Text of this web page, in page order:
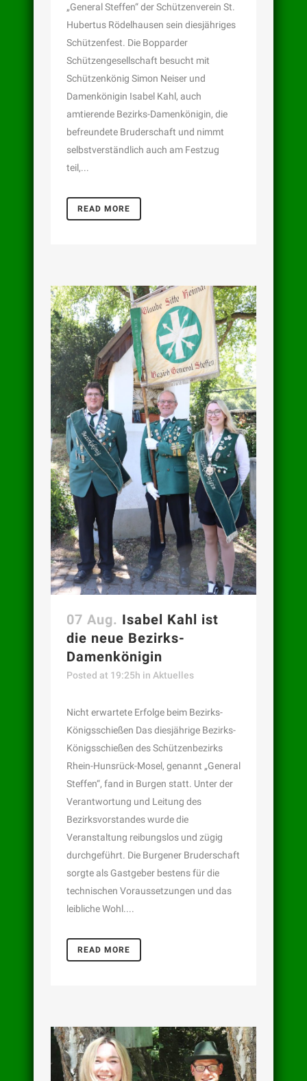
„General Steffen“ der Schützenverein St.
Hubertus Rödelhausen sein diesjähriges
Schützenfest. Die Bopparder
Schützengesellschaft besucht mit
Schützenkönig Simon Neiser und
Damenkönigin Isabel Kahl, auch
amtierende Bezirks-Damenkönigin, die
befreundete Bruderschaft und nimmt
selbstverständlich auch am Festzug
teil,...
READ MORE
07 Aug. Isabel Kahl ist
die neue Bezirks-
Damenkönigin
Posted at 19:25h in Aktuelles
Nicht erwartete Erfolge beim Bezirks-
Königsschießen Das diesjährige Bezirks-
Königsschießen des Schützenbezirks
Rhein-Hunsrück-Mosel, genannt „General
Steffen“, fand in Burgen statt. Unter der
Verantwortung und Leitung des
Bezirksvorstandes wurde die
Veranstaltung reibungslos und zügig
durchgeführt. Die Burgener Bruderschaft
sorgte als Gastgeber bestens für die
technischen Voraussetzungen und das
leibliche Wohl....
READ MORE